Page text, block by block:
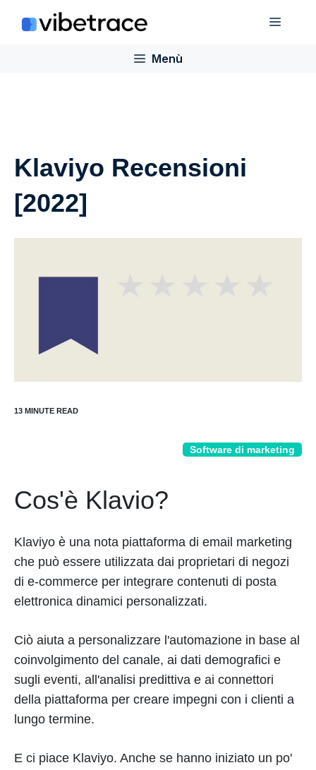
Menù
Menù
Klaviyo Recensioni
[2022]
Software di marketing
Cos'è Klavio?
Klaviyo è una nota piattaforma di email marketing
che può essere utilizzata dai proprietari di negozi
di e-commerce per integrare contenuti di posta
elettronica dinamici personalizzati.
Ciò aiuta a personalizzare l'automazione in base al
coinvolgimento del canale, ai dati demografici e
sugli eventi, all'analisi predittiva e ai connettori
della piattaforma per creare impegni con i clienti a
lungo termine.
E ci piace Klaviyo. Anche se hanno iniziato un po'